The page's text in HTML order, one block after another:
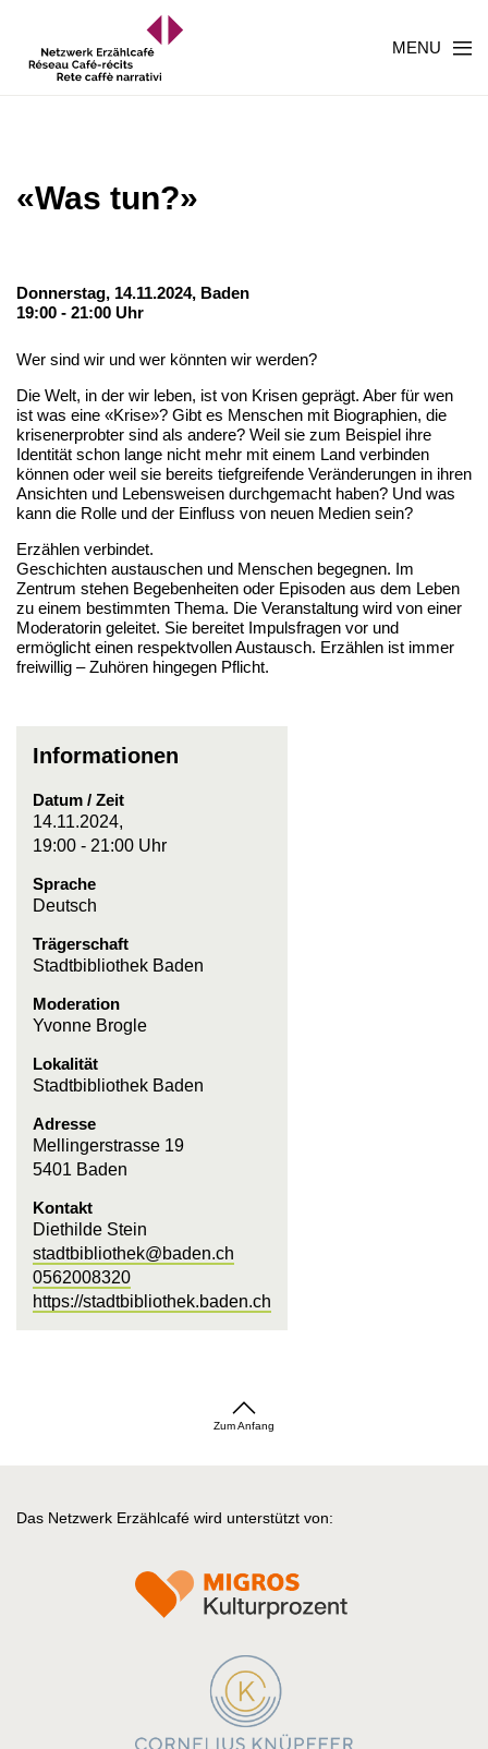
MENU
«Was tun?»
Donnerstag, 14.11.2024, Baden
19:00 - 21:00 Uhr
Wer sind wir und wer könnten wir werden?
Die Welt, in der wir leben, ist von Krisen geprägt. Aber für wen
ist was eine «Krise»? Gibt es Menschen mit Biographien, die
krisenerprobter sind als andere? Weil sie zum Beispiel ihre
Identität schon lange nicht mehr mit einem Land verbinden
können oder weil sie bereits tiefgreifende Veränderungen in ihren
Ansichten und Lebensweisen durchgemacht haben? Und was
kann die Rolle und der Einfluss von neuen Medien sein?
Erzählen verbindet.
Geschichten austauschen und Menschen begegnen. Im
Zentrum stehen Begebenheiten oder Episoden aus dem Leben
zu einem bestimmten Thema. Die Veranstaltung wird von einer
Moderatorin geleitet. Sie bereitet Impulsfragen vor und
ermöglicht einen respektvollen Austausch. Erzählen ist immer
freiwillig – Zuhören hingegen Pflicht.
Informationen
Datum / Zeit
14.11.2024,
19:00 - 21:00 Uhr
Sprache
Deutsch
Trägerschaft
Stadtbibliothek Baden
Moderation
Yvonne Brogle
Lokalität
Stadtbibliothek Baden
Adresse
Mellingerstrasse 19
5401 Baden
Kontakt
Diethilde Stein
stadtbibliothek@baden.ch
0562008320
https://stadtbibliothek.baden.ch
Zum Anfang
Das Netzwerk Erzählcafé wird unterstützt von: